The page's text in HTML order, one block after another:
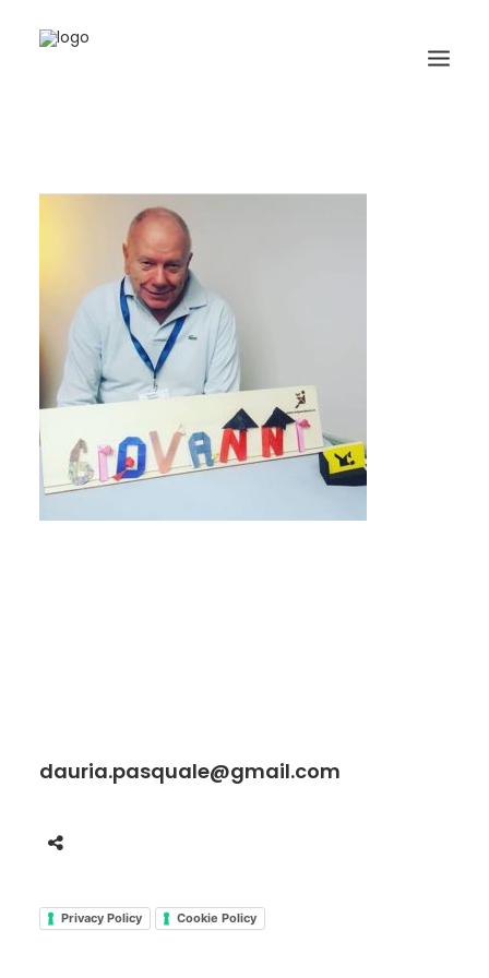
BIOGRAFIA
GALLERIA
GIORNALE
RICERCA
dauria.pasquale@gmail.com
Privacy Policy Cookie Policy